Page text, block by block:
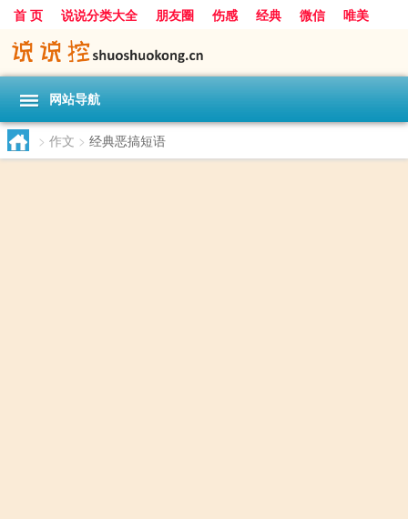
首 页 说说分类大全 朋友圈 伤感 经典 微信
唯美
励志
爱情 搞笑
网站导航
> 作文 > 经典恶搞短语